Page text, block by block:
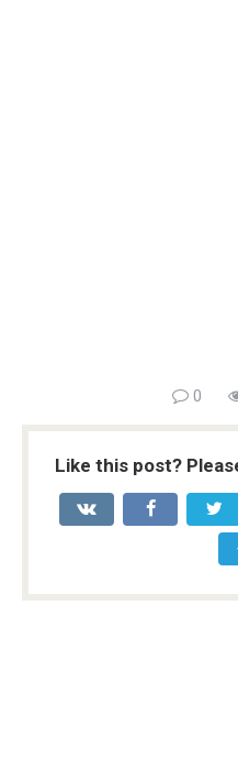
0
Like this post?